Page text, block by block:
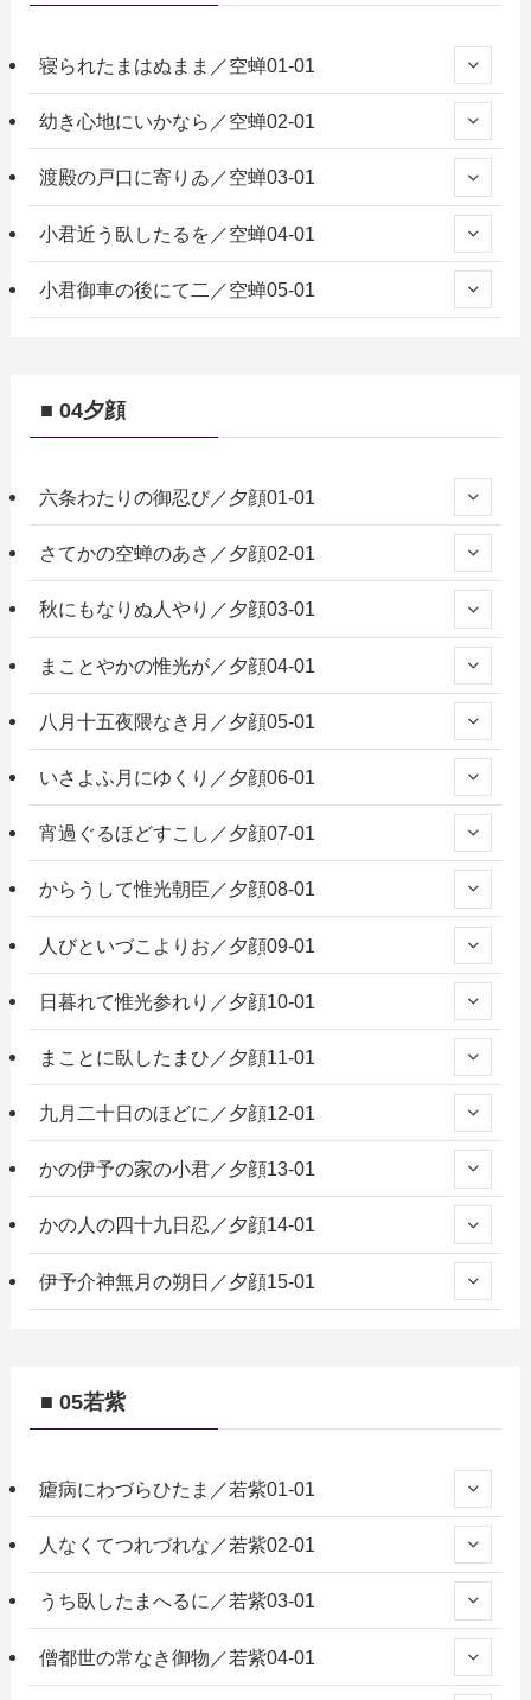
寝られたまはぬまま／空蝉01-01
幼き心地にいかなら／空蝉02-01
渡殿の戸口に寄りゐ／空蝉03-01
小君近う臥したるを／空蝉04-01
小君御車の後にて二／空蝉05-01
■ 04夕顔
六条わたりの御忍び／夕顔01-01
さてかの空蝉のあさ／夕顔02-01
秋にもなりぬ人やり／夕顔03-01
まことやかの惟光が／夕顔04-01
八月十五夜隈なき月／夕顔05-01
いさよふ月にゆくり／夕顔06-01
宵過ぐるほどすこし／夕顔07-01
からうして惟光朝臣／夕顔08-01
人びといづこよりお／夕顔09-01
日暮れて惟光参れり／夕顔10-01
まことに臥したまひ／夕顔11-01
九月二十日のほどに／夕顔12-01
かの伊予の家の小君／夕顔13-01
かの人の四十九日忍／夕顔14-01
伊予介神無月の朔日／夕顔15-01
■ 05若紫
瘧病にわづらひたま／若紫01-01
人なくてつれづれな／若紫02-01
うち臥したまへるに／若紫03-01
僧都世の常なき御物／若紫04-01